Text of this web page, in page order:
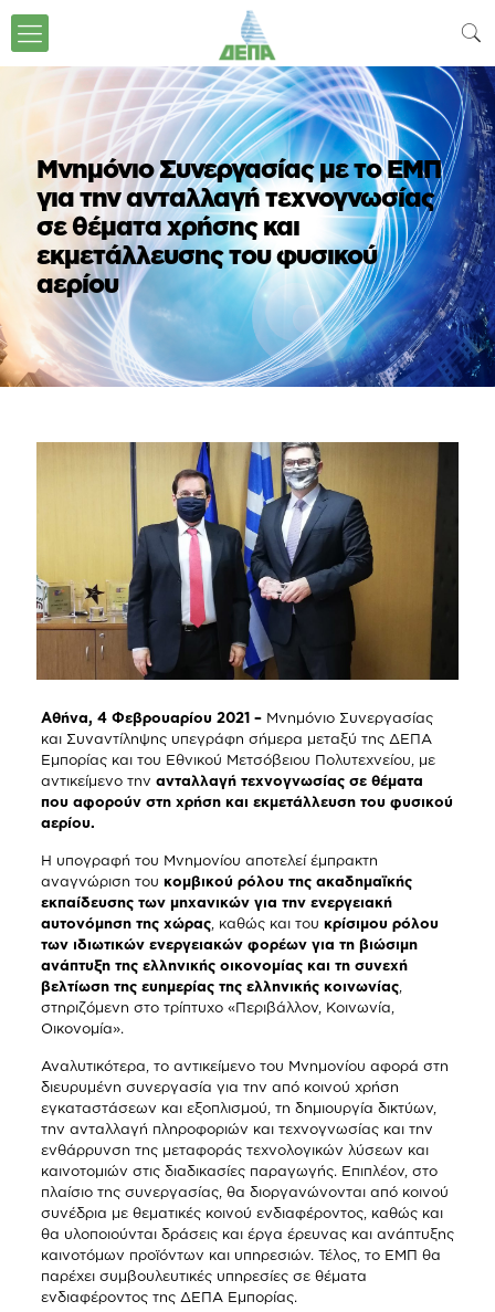
Μνημόνιο Συνεργασίας με το ΕΜΠ
για την ανταλλαγή τεχνογνωσίας
σε θέματα χρήσης και
εκμετάλλευσης του φυσικού
αερίου
Αθήνα, 4 Φεβρουαρίου 2021 – Μνημόνιο Συνεργασίας
και Συναντίληψης υπεγράφη σήμερα μεταξύ της ΔΕΠΑ
Εμπορίας και του Εθνικού Μετσόβειου Πολυτεχνείου, με
αντικείμενο την ανταλλαγή τεχνογνωσίας σε θέματα
που αφορούν στη χρήση και εκμετάλλευση του φυσικού
αερίου.
Η υπογραφή του Μνημονίου αποτελεί έμπρακτη
αναγνώριση του κομβικού ρόλου της ακαδημαϊκής
εκπαίδευσης των μηχανικών για την ενεργειακή
αυτονόμηση της χώρας, καθώς και του κρίσιμου ρόλου
των ιδιωτικών ενεργειακών φορέων για τη βιώσιμη
ανάπτυξη της ελληνικής οικονομίας και τη συνεχή
βελτίωση της ευημερίας της ελληνικής κοινωνίας,
στηριζόμενη στο τρίπτυχο «Περιβάλλον, Κοινωνία,
Οικονομία».
Αναλυτικότερα, το αντικείμενο του Μνημονίου αφορά στη
διευρυμένη συνεργασία για την από κοινού χρήση
εγκαταστάσεων και εξοπλισμού, τη δημιουργία δικτύων,
την ανταλλαγή πληροφοριών και τεχνογνωσίας και την
ενθάρρυνση της μεταφοράς τεχνολογικών λύσεων και
καινοτομιών στις διαδικασίες παραγωγής. Επιπλέον, στο
πλαίσιο της συνεργασίας, θα διοργανώνονται από κοινού
συνέδρια με θεματικές κοινού ενδιαφέροντος, καθώς και
θα υλοποιούνται δράσεις και έργα έρευνας και ανάπτυξης
καινοτόμων προϊόντων και υπηρεσιών. Τέλος, το ΕΜΠ θα
παρέχει συμβουλευτικές υπηρεσίες σε θέματα
ενδιαφέροντος της ΔΕΠΑ Εμπορίας.